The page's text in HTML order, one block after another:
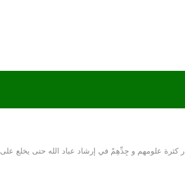
علومهم و جِدِّهِمْ في إرشاد عباد الله حتى يخلع